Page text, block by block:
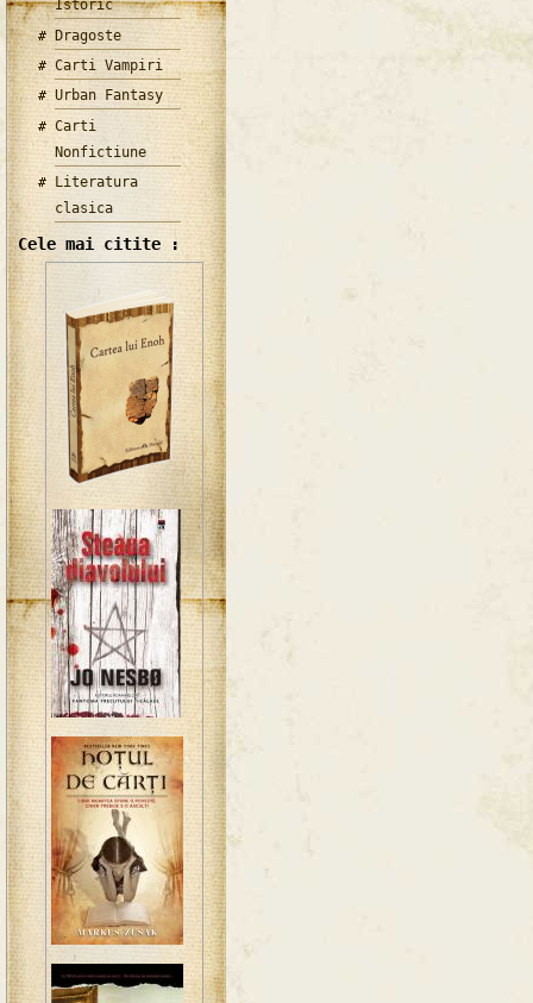
Istoric
Dragoste
Carti Vampiri
Urban Fantasy
Carti
Nonfictiune
Literatura
clasica
Cele mai citite :